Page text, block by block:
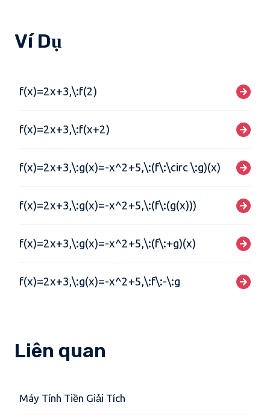
Ví Dụ
f(x)=2x+3,\:f(2)
f(x)=2x+3,\:f(x+2)
f(x)=2x+3,\:g(x)=-x^2+5,\:(f\:\circ \:g)(x)
f(x)=2x+3,\:g(x)=-x^2+5,\:(f\:(g(x)))
f(x)=2x+3,\:g(x)=-x^2+5,\:(f\:+g)(x)
f(x)=2x+3,\:g(x)=-x^2+5,\:f\:-\:g
Liên quan
Máy Tính Tiền Giải Tích